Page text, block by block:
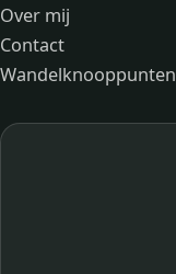
Over mij
Contact
Wandelknooppunten